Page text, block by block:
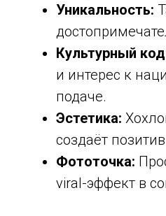
Уникальность:
Культурный
и интерес к
подаче.
Эстетика:
создаёт
Фототочка:
viral-эффект в